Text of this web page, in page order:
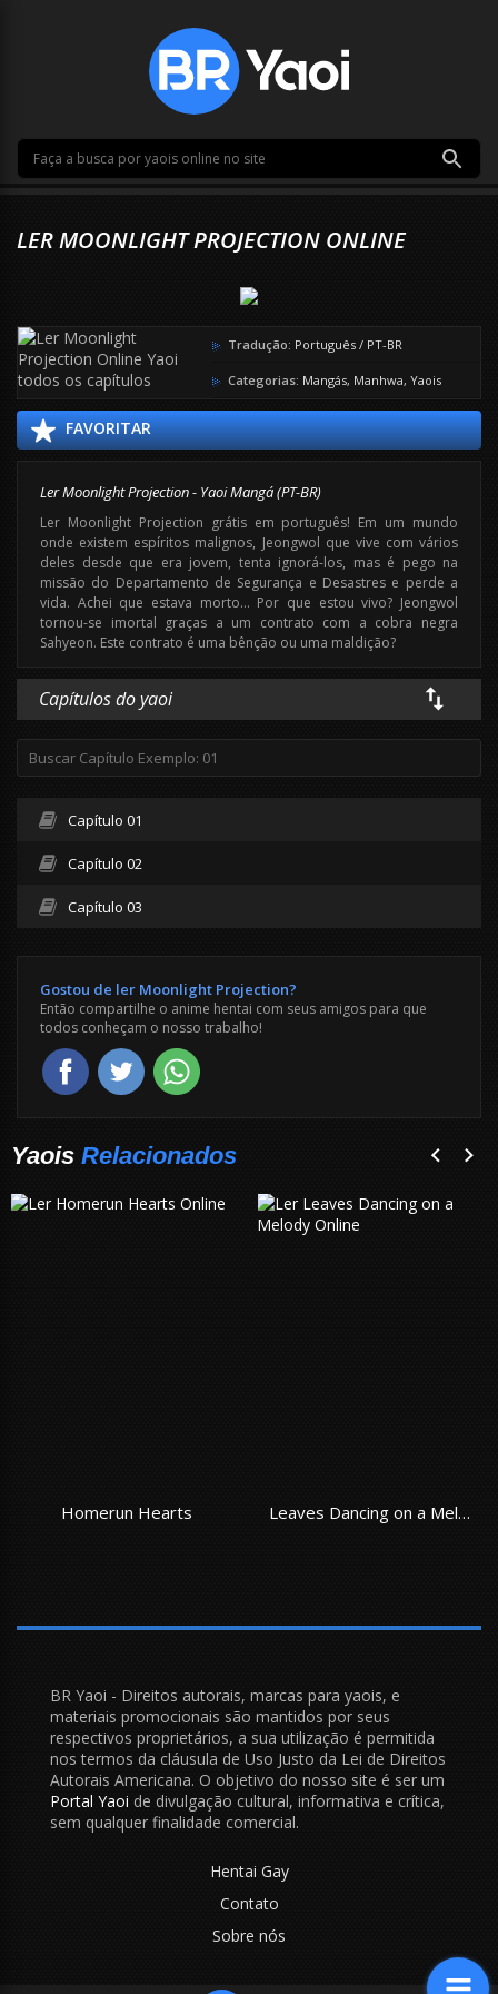
LER MOONLIGHT PROJECTION ONLINE
Tradução: Português / PT-BR
Categorias: Mangás, Manhwa, Yaois
FAVORITAR
Ler Moonlight Projection - Yaoi Mangá (PT-BR)
Ler Moonlight Projection grátis em português! Em um mundo
onde existem espíritos malignos, Jeongwol que vive com vários
deles desde que era jovem, tenta ignorá-los, mas é pego na
missão do Departamento de Segurança e Desastres e perde a
vida. Achei que estava morto… Por que estou vivo? Jeongwol
tornou-se imortal graças a um contrato com a cobra negra
Sahyeon. Este contrato é uma bênção ou uma maldição?
Capítulos do yaoi
Capítulo 01
Capítulo 02
Capítulo 03
Gostou de ler Moonlight Projection?
Então compartilhe o anime hentai com seus amigos para que
todos conheçam o nosso trabalho!
Yaois Relacionados
Homerun Hearts Leaves Dancing on a Melody
BR Yaoi - Direitos autorais, marcas para yaois, e
materiais promocionais são mantidos por seus
respectivos proprietários, a sua utilização é permitida
nos termos da cláusula de Uso Justo da Lei de Direitos
Autorais Americana. O objetivo do nosso site é ser um
Portal Yaoi de divulgação cultural, informativa e crítica,
sem qualquer finalidade comercial.
Hentai Gay
Contato
Sobre nós